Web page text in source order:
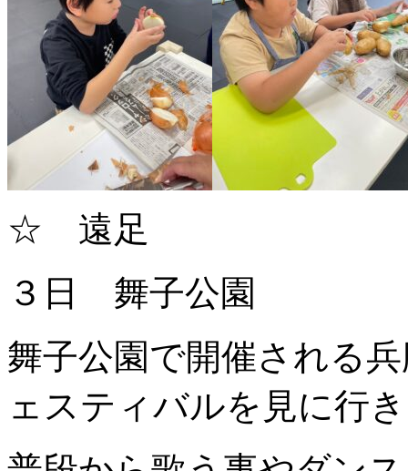
☆ 遠足
３日 舞子公園
舞子公園で開催される
ェスティバルを見に行